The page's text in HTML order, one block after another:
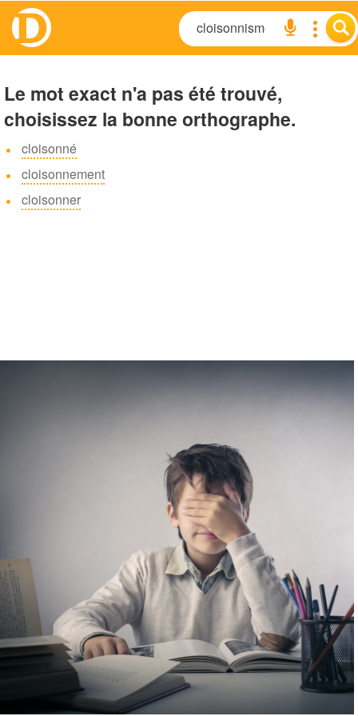
Le mot exact n'a pas été trouvé,
choisissez la bonne orthographe.
cloisonné
cloisonnement
cloisonner